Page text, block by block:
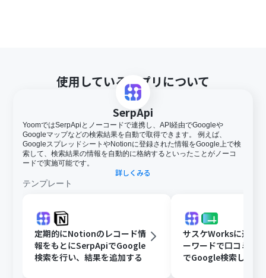
使用しているアプリについて
SerpApi
YoomではSerpApiとノーコードで連携し、API経由でGoogleや
Googleマップなどの検索結果を自動で取得できます。 例えば、
GoogleスプレッドシートやNotionに登録された情報をGoogle上で検
索して、検索結果の情報を自動的に格納するといったことがノーコ
ードで実施可能です。
詳しくみる
テンプレート
定期的にNotionのレコード情
報をもとにSerpApiでGoogle
検索を行い、結果を追加する
サスケWorksに追加
ーワードで口コミを
でGoogle検索し、結